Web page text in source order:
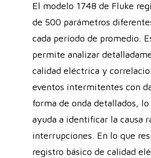
El modelo 1748 de Fluke
de 500 parámetros
cada período de promedio.
permite analizar
calidad eléctrica y
eventos intermitentes con
forma de onda detallados, lo
ayuda a identificar la causa
interrupciones. En lo que
registro básico de calidad